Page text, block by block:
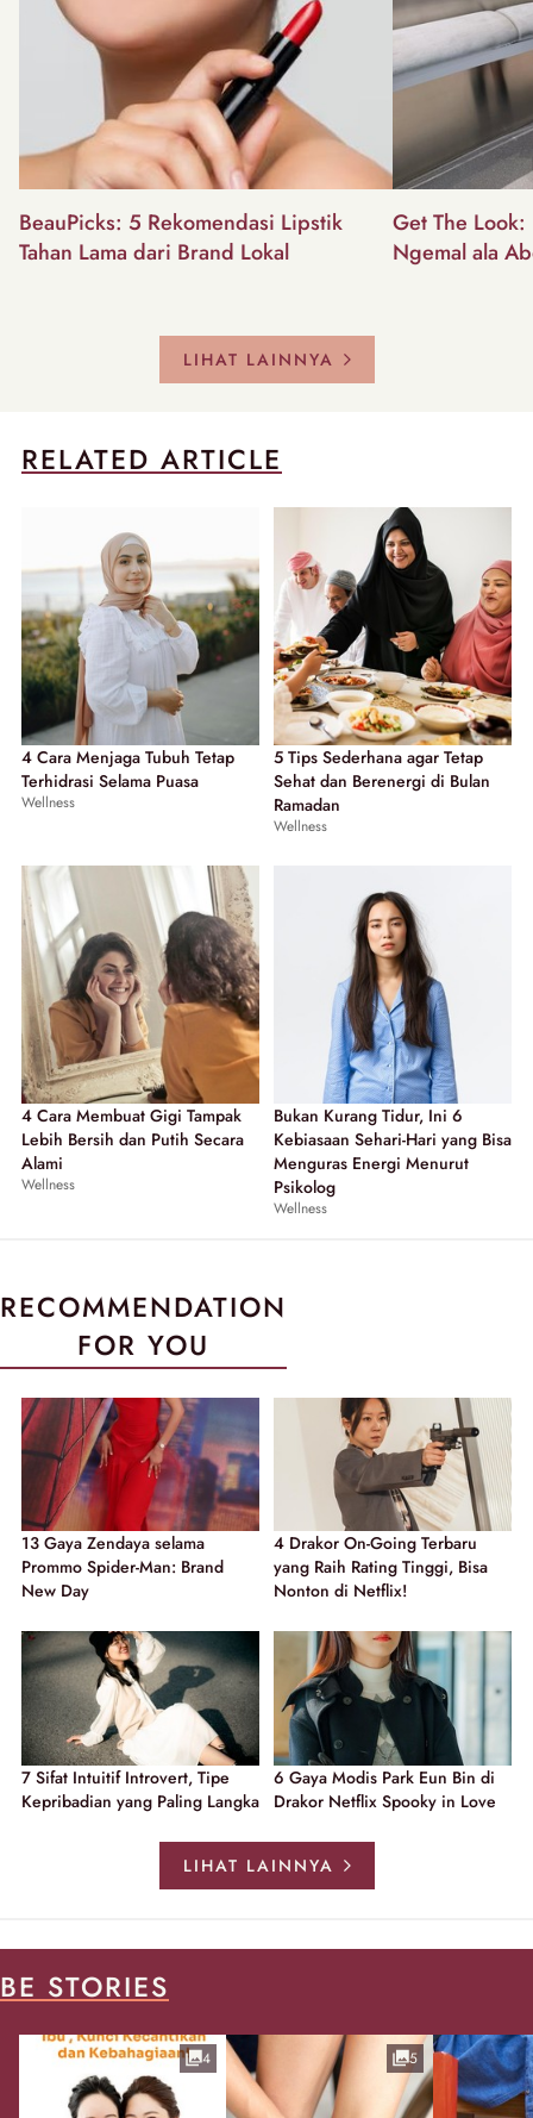
BeauPicks: 5 Rekomendasi Lipstik
Tahan Lama dari Brand Lokal
Get The
Ngemal ala
LIHAT LAINNYA
RELATED ARTICLE
4 Cara Menjaga Tubuh Tetap
Terhidrasi Selama Puasa
Wellness
5 Tips Sederhana agar Tetap
Sehat dan Berenergi di Bulan
Ramadan
Wellness
4 Cara Membuat Gigi Tampak
Lebih Bersih dan Putih Secara
Alami
Wellness
Bukan Kurang Tidur, Ini 6
Kebiasaan Sehari-Hari yang Bisa
Menguras Energi Menurut
Psikolog
Wellness
RECOMMENDATION
FOR YOU
13 Gaya Zendaya selama
Prommo Spider-Man: Brand
New Day
4 Drakor On-Going Terbaru
yang Raih Rating Tinggi, Bisa
Nonton di Netflix!
7 Sifat Intuitif Introvert, Tipe
Kepribadian yang Paling Langka
6 Gaya Modis Park Eun Bin di
Drakor Netflix Spooky in Love
LIHAT LAINNYA
BE STORIES
4 5